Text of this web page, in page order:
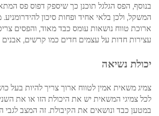
בנוסף, הפס הגלגל תוכנן כך שיספק דפוס פס
המשקל, ולכן בלאי אחיד ופחות סיכון
ארוכת טווח נושאות עומס כבד מאוד, והפסים
עצירות חדות על עצמים חדים כמו קרשים, אבנים
יכולת נשיאה
צמיג משאית אמין לטווח ארוך צריך להיות בעל
לכל צמיגי המשאית יש את היכולת הזו או את
במטען כבד ונושאים את הקיבולת. זה המצב לגבי